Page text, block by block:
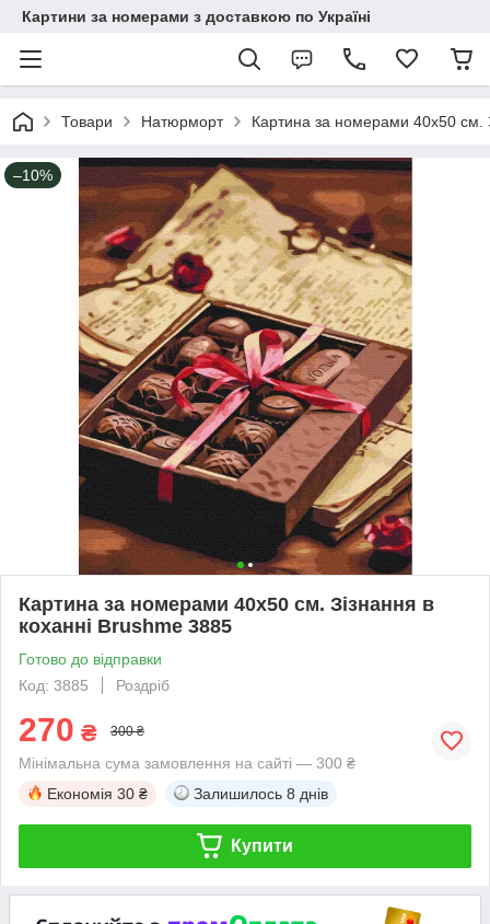
Картини за номерами з доставкою по Україні
Товари Натюрморт Картина за номерами 40х50 см.
–10%
Картина за номерами 40х50 см. Зізнання в
коханні Brushme 3885
Готово до відправки
Код: 3885
Роздріб
270 ₴ 300 ₴
Мінімальна сума замовлення на сайті — 300 ₴
Економія 30 ₴ Залишилось 8 днів
Купити